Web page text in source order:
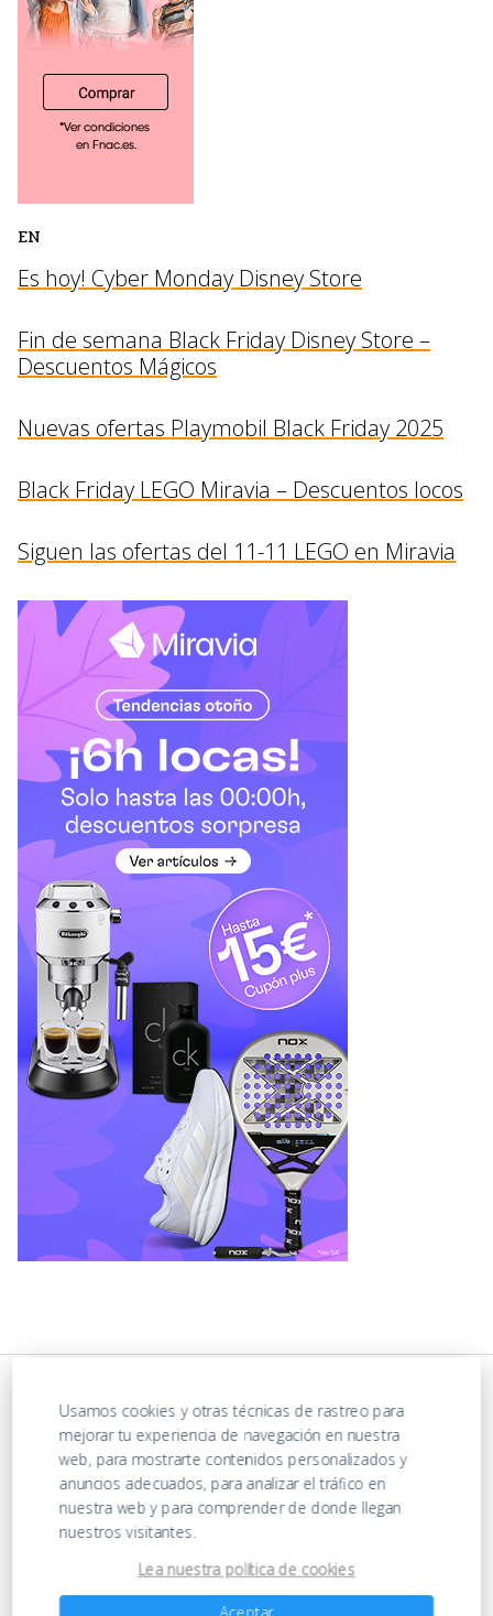
EN
Es hoy! Cyber Monday Disney Store
Fin de semana Black Friday Disney Store –
Descuentos Mágicos
Nuevas ofertas Playmobil Black Friday 2025
Black Friday LEGO Miravia – Descuentos locos
Siguen las ofertas del 11-11 LEGO en Miravia
https://ofertasenjuguetes.com/privacy-policy/
Usamos cookies y otras técnicas de rastreo para
mejorar tu experiencia de navegación en nuestra
web, para mostrarte contenidos personalizados y
anuncios adecuados, para analizar el tráfico en
nuestra web y para comprender de donde llegan
nuestros visitantes.
Lea nuestra política de cookies